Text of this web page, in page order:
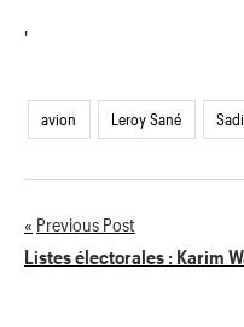
'
avion Leroy Sané
Navigation
Previous Post
Listes électorales : Karim